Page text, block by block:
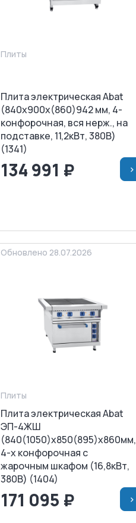
Плиты
Плита электрическая Abat
(840х900х(860)942 мм, 4-
конфорочная, вся нерж., на
подставке, 11,2кВт, 380В)
(1341)
134 991 ₽ >
Обновлено 28.07.2026
Плиты
Плита электрическая Abat
ЭП-4ЖШ
(840(1050)x850(895)x860мм,
4-х конфорочная с
жарочным шкафом (16,8кВт,
380В) (1404)
171 095 ₽ >